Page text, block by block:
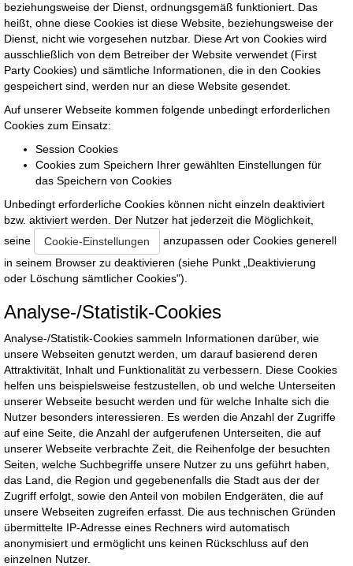
beziehungsweise der Dienst, ordnungsgemäß funktioniert. Das
heißt, ohne diese Cookies ist diese Website, beziehungsweise der
Dienst, nicht wie vorgesehen nutzbar. Diese Art von Cookies wird
ausschließlich von dem Betreiber der Website verwendet (First
Party Cookies) und sämtliche Informationen, die in den Cookies
gespeichert sind, werden nur an diese Website gesendet.
Auf unserer Webseite kommen folgende unbedingt erforderlichen
Cookies zum Einsatz:
Session Cookies
Cookies zum Speichern Ihrer gewählten Einstellungen für
das Speichern von Cookies
Unbedingt erforderliche Cookies können nicht einzeln deaktiviert
bzw. aktiviert werden. Der Nutzer hat jederzeit die Möglichkeit,
seine
Cookie-Einstellungen
anzupassen oder Cookies generell
in seinem Browser zu deaktivieren (siehe Punkt „Deaktivierung
oder Löschung sämtlicher Cookies").
Analyse-/Statistik-Cookies
Analyse-/Statistik-Cookies sammeln Informationen darüber, wie
unsere Webseiten genutzt werden, um darauf basierend deren
Attraktivität, Inhalt und Funktionalität zu verbessern. Diese Cookies
helfen uns beispielsweise festzustellen, ob und welche Unterseiten
unserer Webseite besucht werden und für welche Inhalte sich die
Nutzer besonders interessieren. Es werden die Anzahl der Zugriffe
auf eine Seite, die Anzahl der aufgerufenen Unterseiten, die auf
unserer Webseite verbrachte Zeit, die Reihenfolge der besuchten
Seiten, welche Suchbegriffe unsere Nutzer zu uns geführt haben,
das Land, die Region und gegebenenfalls die Stadt aus der der
Zugriff erfolgt, sowie den Anteil von mobilen Endgeräten, die auf
unsere Webseiten zugreifen erfasst. Die aus technischen Gründen
übermittelte IP-Adresse eines Rechners wird automatisch
anonymisiert und ermöglicht uns keinen Rückschluss auf den
einzelnen Nutzer.